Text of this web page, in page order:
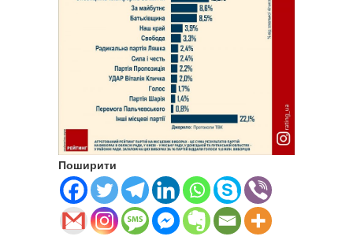
Поширити